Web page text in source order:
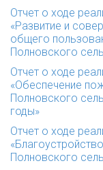
Отчет о ходе
«Развитие и
общего
Полновского
Отчет о ходе
«Обеспечение
Полновского
годы»
Отчет о ходе
Полновского